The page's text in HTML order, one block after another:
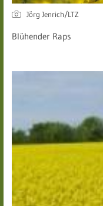
Jörg Jenrich/LTZ
Blühender Raps